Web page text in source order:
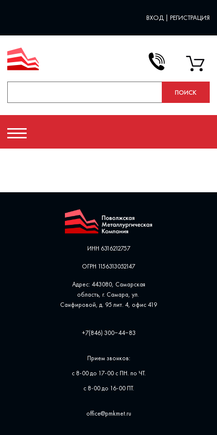
ВХОД | РЕГИСТРАЦИЯ
ИНН 6316212757
ОГРН 1156313052147
Адрес: 443080, Самарская
область, г. Самара, ул. ​
Санфировой, д. 95 лит. 4, офис ​419
+7(846) 300‒44‒83
Прием звонков:
с 8-00 до 17-00 с ПН. по ЧТ.
с 8-00 до 16-00 ПТ.
office@pmkmet.ru